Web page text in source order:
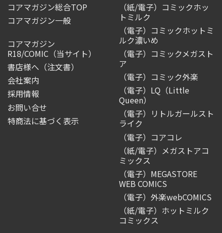
コアマガジン総合TOP
コアマガジン一般
コアマガジン
R18/COMIC （当サイト）
書店様へ（注文書）
会社案内
採用情報
お問い合せ
特商法に基づく表示
（紙/電子）コミックホッ
トミルク
（電子）コミックホットミ
ルク濃いめ
（電子）コミックメガスト
ア
（電子）コミック外楽
（電子）LQ（Little
Queen）
（電子）リトルガールスト
ライク
（電子）コアコレ
（紙/電子）メガストアコ
ミックス
（電子）MEGASTORE
WEB COMICS
（電子）外楽webCOMICS
（紙/電子）ホットミルク
コミックス